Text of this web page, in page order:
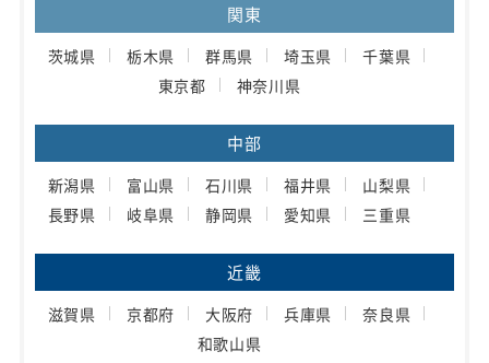
関東
茨城県 栃木県 群馬県 埼玉県
千葉県
東京都
神奈川県
中部
新潟県 富山県 石川県 福井県
山梨県
長野県
岐阜県 静岡県 愛知県 三重県
近畿
滋賀県 京都府 大阪府 兵庫県
奈良県
和歌山県